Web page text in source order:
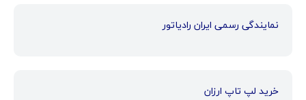
نمایندگی رسمی ایران رادیاتور
خرید لپ تاپ ارزان